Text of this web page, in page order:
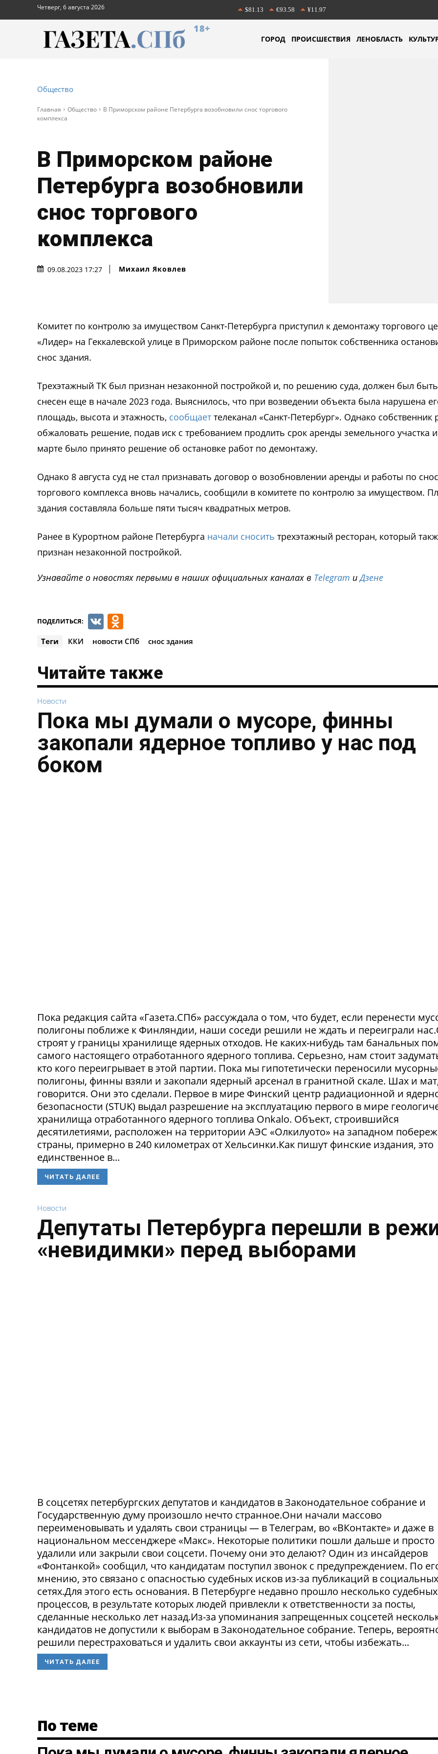
Четверг, 6 августа 2026 $81.13 €93.58 ¥11.97
18+
ГОРОД ПРОИСШЕСТВИЯ ЛЕНОБЛАСТЬ
Общество
Главная Общество
В Приморском районе Петербурга возобновили снос торгового
комплекса
В Приморском районе
Петербурга возобновили
снос торгового
комплекса
09.08.2023 17:27 Михаил Яковлев
Комитет по контролю за имуществом Санкт-Петербурга приступил к демонтажу торгового
«Лидер» на Геккалевской улице в Приморском районе после попыток собственника
снос здания.
Трехэтажный ТК был признан незаконной постройкой и, по решению суда, должен был быть
снесен еще в начале 2023 года. Выяснилось, что при возведении объекта была нарушена
площадь, высота и этажность, сообщает телеканал «Санкт-Петербург». Однако собственник
обжаловать решение, подав иск с требованием продлить срок аренды земельного участка
марте было принято решение об остановке работ по демонтажу.
Однако 8 августа суд не стал признавать договор о возобновлении аренды и работы по
торгового комплекса вновь начались, сообщили в комитете по контролю за имуществом.
здания составляла больше пяти тысяч квадратных метров.
Ранее в Курортном районе Петербурга начали сносить трехэтажный ресторан, который
признан незаконной постройкой.
Узнавайте о новостях первыми в наших официальных каналах в Telegram иДзене
ПОДЕЛИТЬСЯ: VK
Теги ККИ новости СПб снос здания
Читайте также
Новости
Пока мы думали о мусоре, финны
закопали ядерное топливо у нас под
боком
Пока редакция сайта «Газета.СПб» рассуждала о том, что будет, если перенести
полигоны поближе к Финляндии, наши соседи решили не ждать и переиграли
строят у границы хранилище ядерных отходов. Не каких-нибудь там банальных
самого настоящего отработанного ядерного топлива. Серьезно, нам стоит
кто кого переигрывает в этой партии. Пока мы гипотетически переносили
полигоны, финны взяли и закопали ядерный арсенал в гранитной скале. Шах и
говорится. Они это сделали. Первое в мире Финский центр радиационной и
безопасности (STUK) выдал разрешение на эксплуатацию первого в мире
хранилища отработанного ядерного топлива Onkalo. Объект, строившийся
десятилетиями, расположен на территории АЭС «Олкилуото» на западном
страны, примерно в 240 километрах от Хельсинки.Как пишут финские издания, это
единственное в...
ЧИТАТЬ ДАЛЕЕ
Новости
Депутаты Петербурга перешли в
«невидимки» перед выборами
В соцсетях петербургских депутатов и кандидатов в Законодательное собрание и
Государственную думу произошло нечто странное.Они начали массово
переименовывать и удалять свои страницы — в Телеграм, во «ВКонтакте» и даже в
национальном мессенджере «Макс». Некоторые политики пошли дальше и просто
удалили или закрыли свои соцсети. Почему они это делают? Один из инсайдеров
«Фонтанкой» сообщил, что кандидатам поступил звонок с предупреждением. По
мнению, это связано с опасностью судебных исков из-за публикаций в социальных
сетях.Для этого есть основания. В Петербурге недавно прошло несколько судебных
процессов, в результате которых людей привлекли к ответственности за посты,
сделанные несколько лет назад.Из-за упоминания запрещенных соцсетей
кандидатов не допустили к выборам в Законодательное собрание. Теперь,
решили перестраховаться и удалить свои аккаунты из сети, чтобы избежать...
ЧИТАТЬ ДАЛЕЕ
По теме